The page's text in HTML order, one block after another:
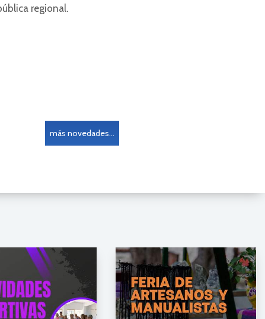
regional.
más novedades...